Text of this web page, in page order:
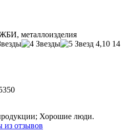
металлоизделия
4,10 14
Хорошие люди.
отзывов